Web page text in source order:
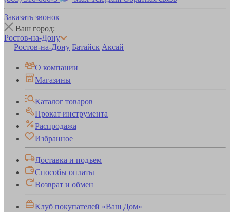
Заказать звонок
Ваш город:
Ростов-на-Дону
Ростов-на-Дону Батайск Аксай
О компании
Магазины
Каталог товаров
Прокат инструмента
Распродажа
Избранное
Доставка и подъем
Способы оплаты
Возврат и обмен
Клуб покупателей «Ваш Дом»